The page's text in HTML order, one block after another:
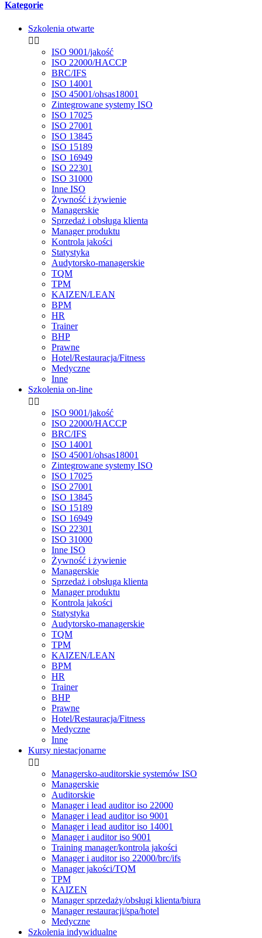
Kategorie
Szkolenia otwarte
 
ISO 9001/jakość
ISO 22000/HACCP
BRC/IFS
ISO 14001
ISO 45001/ohsas18001
Zintegrowane systemy ISO
ISO 17025
ISO 27001
ISO 13845
ISO 15189
ISO 16949
ISO 22301
ISO 31000
Inne ISO
Żywność i żywienie
Managerskie
Sprzedaż i obsługa klienta
Manager produktu
Kontrola jakości
Statystyka
Audytorsko-managerskie
TQM
TPM
KAIZEN/LEAN
BPM
HR
Trainer
BHP
Prawne
Hotel/Restauracja/Fitness
Medyczne
Inne
Szkolenia on-line
 
ISO 9001/jakość
ISO 22000/HACCP
BRC/IFS
ISO 14001
ISO 45001/ohsas18001
Zintegrowane systemy ISO
ISO 17025
ISO 27001
ISO 13845
ISO 15189
ISO 16949
ISO 22301
ISO 31000
Inne ISO
Żywność i żywienie
Managerskie
Sprzedaż i obsługa klienta
Manager produktu
Kontrola jakości
Statystyka
Audytorsko-managerskie
TQM
TPM
KAIZEN/LEAN
BPM
HR
Trainer
BHP
Prawne
Hotel/Restauracja/Fitness
Medyczne
Inne
Kursy niestacjonarne
 
Managersko-auditorskie systemów ISO
Managerskie
Auditorskie
Manager i lead auditor iso 22000
Manager i lead auditor iso 9001
Manager i lead auditor iso 14001
Manager i auditor iso 9001
Training manager/kontrola jakości
Manager i auditor iso 22000/brc/ifs
Manager jakości/TQM
TPM
KAIZEN
Manager sprzedaży/obsługi klienta/biura
Manager restauracji/spa/hotel
Medyczne
Szkolenia indywidualne